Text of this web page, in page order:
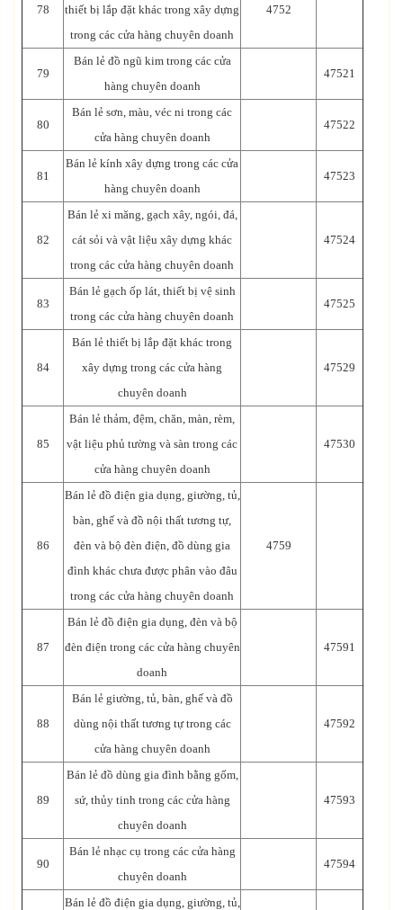
78
thiết bị lắp đặt khác trong xây dựng
trong các cửa hàng chuyên doanh
4752
79
Bán lẻ đồ ngũ kim trong các cửa
hàng chuyên doanh
47521
80
Bán lẻ sơn, màu, véc ni trong các
cửa hàng chuyên doanh
47522
81
Bán lẻ kính xây dựng trong các cửa
hàng chuyên doanh
47523
82
Bán lẻ xi măng, gạch xây, ngói, đá,
cát sỏi và vật liệu xây dựng khác
trong các cửa hàng chuyên doanh
47524
83
Bán lẻ gạch ốp lát, thiết bị vệ sinh
trong các cửa hàng chuyên doanh
47525
84
Bán lẻ thiết bị lắp đặt khác trong
xây dựng trong các cửa hàng
chuyên doanh
47529
85
Bán lẻ thảm, đệm, chăn, màn, rèm,
vật liệu phủ tường và sàn trong các
cửa hàng chuyên doanh
47530
86
Bán lẻ đồ điện gia dụng, giường, tủ,
bàn, ghế và đồ nội thất tương tự,
đèn và bộ đèn điện, đồ dùng gia
đình khác chưa được phân vào đâu
trong các cửa hàng chuyên doanh
4759
87
Bán lẻ đồ điện gia dụng, đèn và bộ
đèn điện trong các cửa hàng chuyên
doanh
47591
88
Bán lẻ giường, tủ, bàn, ghế và đồ
dùng nội thất tương tự trong các
cửa hàng chuyên doanh
47592
89
Bán lẻ đồ dùng gia đình bằng gốm,
sứ, thủy tinh trong các cửa hàng
chuyên doanh
47593
90
Bán lẻ nhạc cụ trong các cửa hàng
chuyên doanh
47594
Bán lẻ đồ điện gia dụng, giường, tủ,